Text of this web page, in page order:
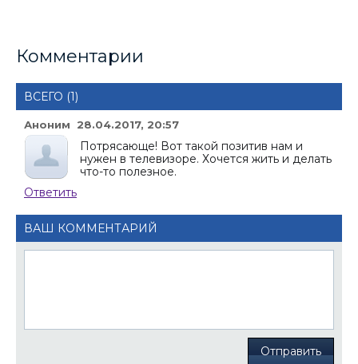
Комментарии
ВСЕГО (1)
Аноним 28.04.2017, 20:57
Потрясающе! Вот такой позитив нам и
нужен в телевизоре. Хочется жить и делать
что-то полезное.
Ответить
ВАШ КОММЕНТАРИЙ
Отправить